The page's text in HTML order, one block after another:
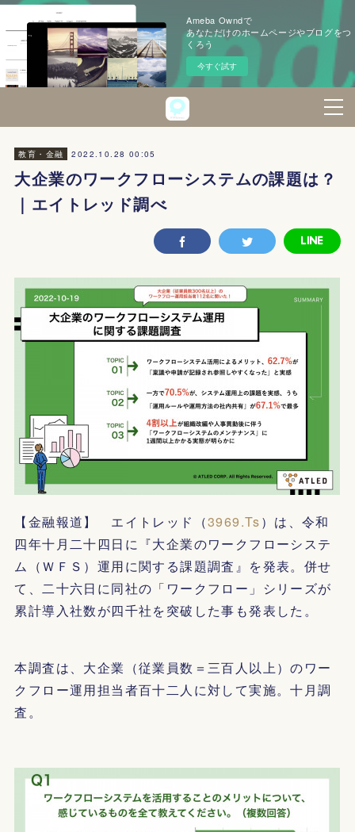
Ameba Owndで
あなただけのホームページやブログをつ
くろう
今すぐ試す
教育・金融 2022.10.28 00:05
大企業のワークフローシステムの課題は？
｜エイトレッド調べ
【金融報道】 エイトレッド（3969.Ts）は、令和
四年十月二十四日に『大企業のワークフローシステ
ム（ＷＦＳ）運用に関する課題調査』を発表。併せ
て、二十六日に同社の「ワークフロー」シリーズが
累計導入社数が四千社を突破した事も発表した。
本調査は、大企業（従業員数＝三百人以上）のワー
クフロー運用担当者百十二人に対して実施。十月調
査。